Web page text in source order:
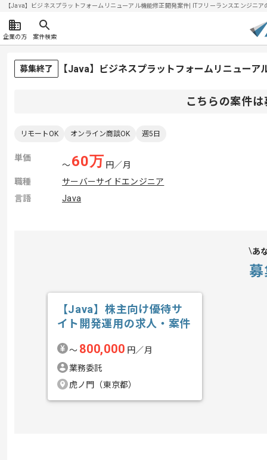
【Java】ビジネスプラットフォームリニューアル機能修正開発案件| ITフリーランスエンジニ
企業の方 案件検索
募集終了 【Java】ビジネスプラットフォームリニュー
こちらの案件
リモートOK オンライン商談OK 週5日
単価
〜60万 円／月
職種
サーバーサイドエンジニア
言語
Java
あ
【Java】株主向け優待サ
イト開発運用の求人・案件
〜 800,000 円／月
業務委託
虎ノ門（東京都）